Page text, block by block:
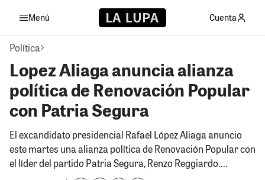
Menú Cuenta
Política
Lopez Aliaga anuncia alianza
política de Renovación Popular
con Patria Segura
El excandidato presidencial Rafael López Aliaga anuncio
este martes una alianza política de Renovación Popular con
el líder del partido Patria Segura, Renzo Reggiardo....